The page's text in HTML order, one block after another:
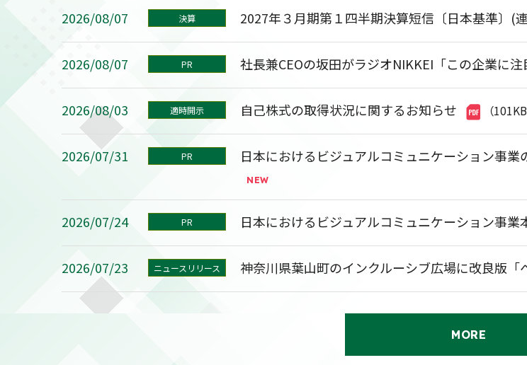
2026/08/07 決算 2027年３月期第１四半期決算短信〔日本基準〕(
2026/08/07 PR 社長兼CEOの坂田がラジオNIKKEI「この企業に
2026/08/03 適時開示 自己株式の取得状況に関するお知らせ （101KB
2026/07/31 PR 日本におけるビジュアルコミュニケーション事
2026/07/24 PR 日本におけるビジュアルコミュニケーション事
2026/07/23 ニュースリリース 神奈川県葉山町のインクルーシブ広場に改良版
MORE